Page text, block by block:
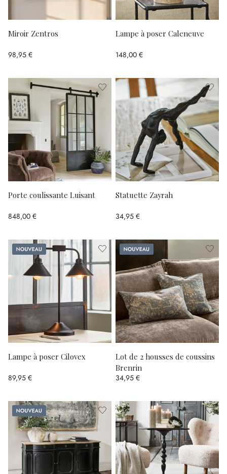
Miroir Zentros
98,95 €
Lampe à poser Caleneuve
148,00 €
Porte coulissante Luisant
848,00 €
Statuette Zayrah
34,95 €
Nouveau
Lampe à poser Cilovex
89,95 €
Nouveau
Lot de 2 housses de coussins
Brenrin
34,95 €
Nouveau